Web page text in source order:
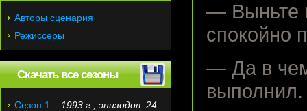
— Выньте
спокойно
— Да в
выполнил.
Авторы сценария
Режиссеры
Скачать все сезоны
Сезон 1
1993 г., эпизодов: 24.